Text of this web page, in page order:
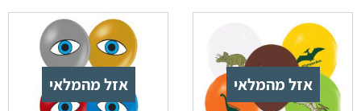
אזל מהמלאי אזל מהמלאי